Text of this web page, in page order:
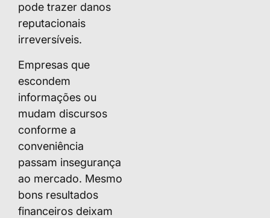
pode trazer danos
reputacionais
irreversíveis.
Empresas que
escondem
informações ou
mudam discursos
conforme a
conveniência
passam insegurança
ao mercado. Mesmo
bons resultados
financeiros deixam